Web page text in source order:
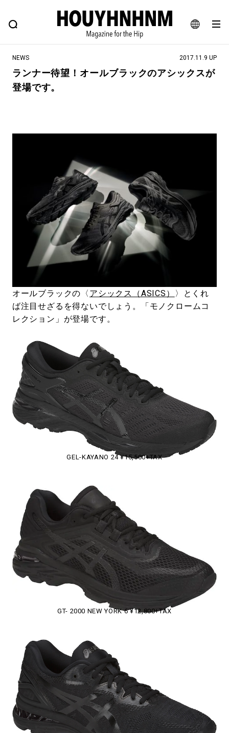
JA
EN
FEATURE BLOG SNAP
ヒップなファッション、カルチャー、ライフスタイルWEBマガジン
#路地裏てぃーん。
#GH 銘品の所以 #フイナムのYouTube
#Commune H #FOCUS IT #AH.H
#ととけん #FASHION #MUSIC #MOVIE
#LIFESTYLE #SNEAKER #OUTDOOR
#SPORTS #HANDSOME HANDBOOK
NEWS 2017.11.9 UP
ランナー待望！オールブラックのアシックスが
登場です。
オールブラックの〈 アシックス（ASICS）
〉とくれ
ば注目せざるを得ないでしょう。「モノクロームコ
レクション」が登場です。
GEL-KAYANO 24 ¥15,500+TAX
GT- 2000 NEW YORK 6 ¥12,800+TAX